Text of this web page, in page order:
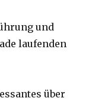
und
laufenden
über